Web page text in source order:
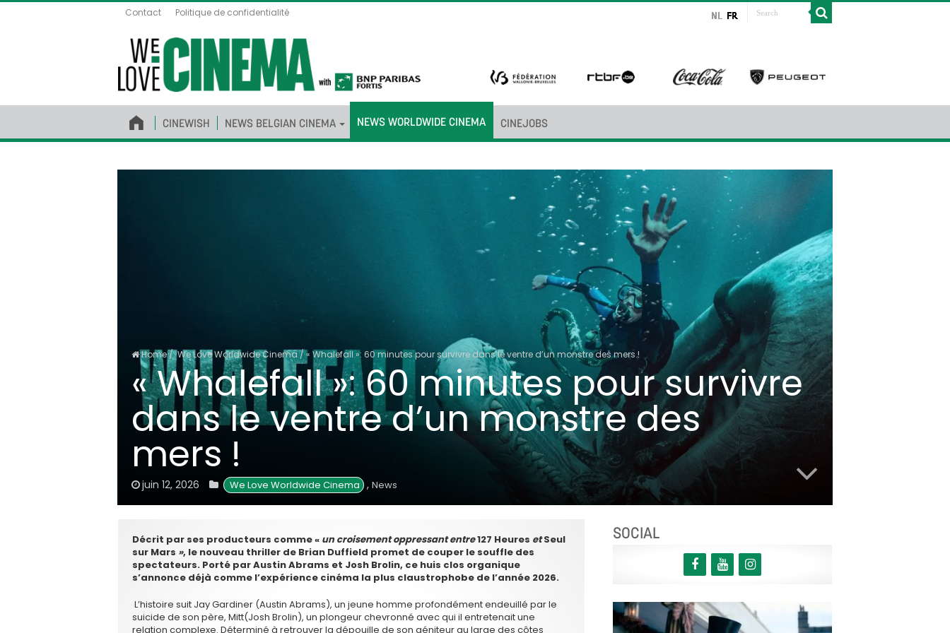
Contact Politique de confidentialité
CINEWISH NEWS BELGIAN CINEMA NEWS WORLDWIDE CINEMA CINEJOBS
Home/We Love Worldwide Cinema/« Whalefall »: 60 minutes pour survivre dans le ventre d’un monstre des mers !
« Whalefall »: 60 minutes pour survivre
dans le ventre d’un monstre des
mers !
juin 12, 2026 We Love Worldwide Cinema , News
Décrit par ses producteurs comme « un croisement oppressant entre127 Heures etSeul
sur Mars », le nouveau thriller de Brian Duffield promet de couper le souffle des
spectateurs. Porté par Austin Abrams et Josh Brolin, ce huis clos organique
s’annonce déjà comme l’expérience cinéma la plus claustrophobe de l’année 2026.
L’histoire suit Jay Gardiner (Austin Abrams), un jeune homme profondément endeuillé par le
suicide de son père, Mitt(Josh Brolin), un plongeur chevronné avec qui il entretenait une
relation complexe. Déterminé à retrouver la dépouille de son géniteur au large des côtes
SOCIAL